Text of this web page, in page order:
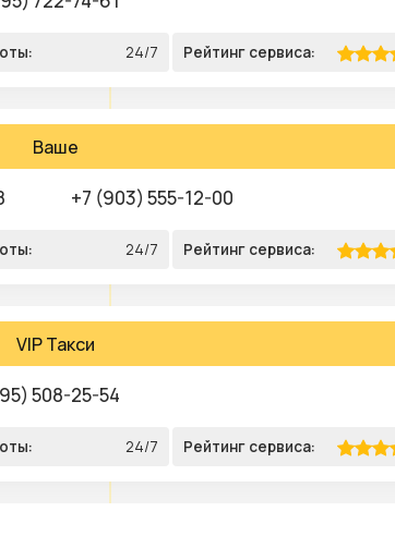
24/7 Рейтинг сервиса:
Ваше
+7 (903) 555-12-00
24/7 Рейтинг сервиса:
VIP Такси
508-25-54
24/7 Рейтинг сервиса: